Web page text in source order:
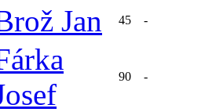
Jan 45 -
90 -